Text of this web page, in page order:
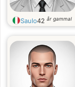
Saulo42 år gammal